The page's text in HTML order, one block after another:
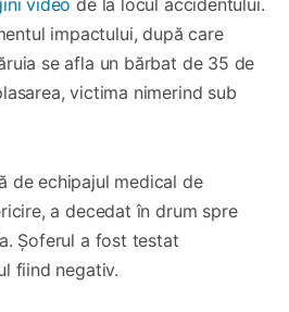
videode la locul accidentului.
impactului, după care
se afla un bărbat de 35 de
victima nimerind sub
de echipajul medical de
a decedat în drum spre
Șoferul a fost testat
fiind negativ.